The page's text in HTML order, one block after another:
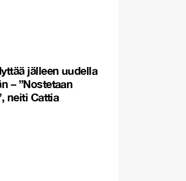
jälleen uudella
– ”Nostetaan
neiti Cattia